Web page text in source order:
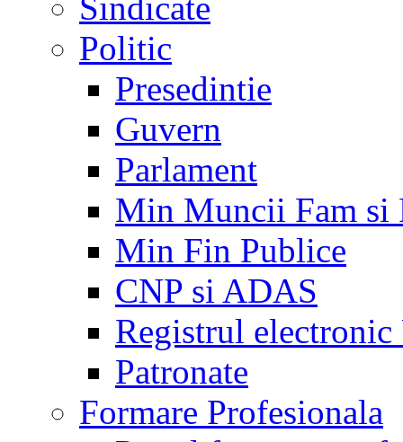
Politic
Presedintie
Guvern
Parlament
Min Muncii Fam si
Min Fin Publice
CNP si ADAS
Registrul electronic
Patronate
Formare Profesionala